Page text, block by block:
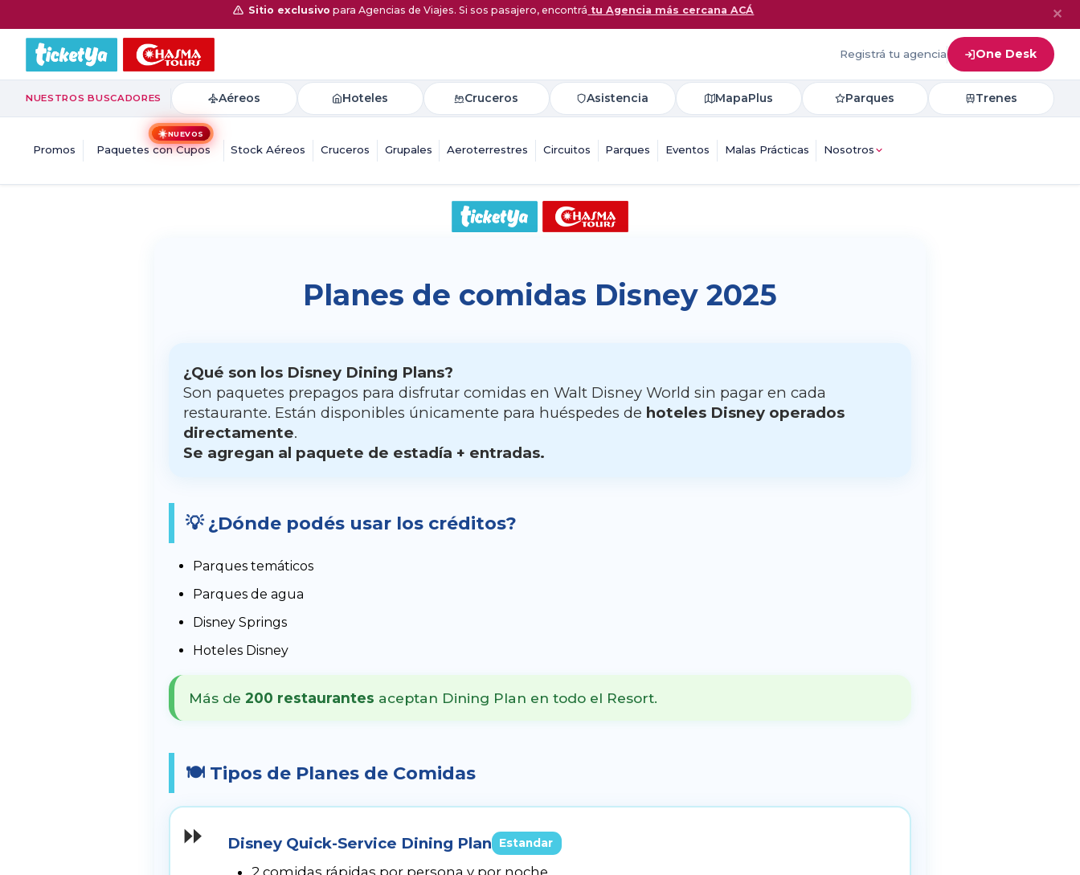
Sitio exclusivo para Agencias de Viajes. Si sos pasajero, encontrá tu Agencia más cercana ACÁ ✕
Registrá tu agencia One Desk
NUESTROS BUSCADORES Aéreos Hoteles Cruceros Asistencia MapaPlus Parques Trenes
Promos
☀️NUEVOS
Paquetes con Cupos Stock Aéreos Cruceros Grupales Aeroterrestres Circuitos Parques Eventos Malas Prácticas Nosotros
Planes de comidas Disney 2025
¿Qué son los Disney Dining Plans?
Son paquetes prepagos para disfrutar comidas en Walt Disney World sin pagar en cada
restaurante. Están disponibles únicamente para huéspedes de hoteles Disney operados
directamente.
Se agregan al paquete de estadía + entradas.
💡 ¿Dónde podés usar los créditos?
Parques temáticos
Parques de agua
Disney Springs
Hoteles Disney
Más de 200 restaurantes aceptan Dining Plan en todo el Resort.
🍽️ Tipos de Planes de Comidas
⏩ Disney Quick-Service Dining Plan Estandar
2 comidas rápidas por persona y por noche